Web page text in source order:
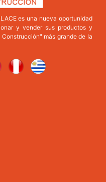
es una nueva oportunidad
y vender sus productos y
más grande de la